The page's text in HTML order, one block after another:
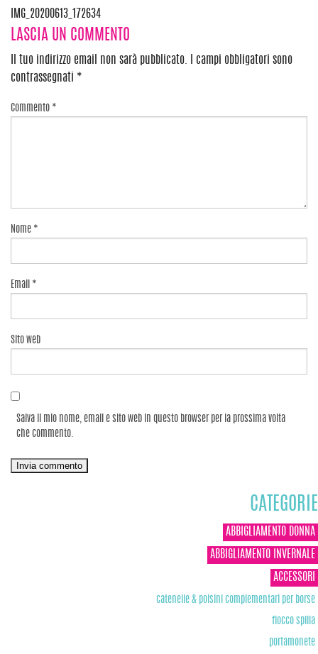
Navigazione
articoli
IMG_20200613_172634
LASCIA UN COMMENTO
Il tuo indirizzo email non sarà pubblicato.
I campi obbligatori sono
contrassegnati *
Commento *
Nome *
Email *
Sito web
Salva il mio nome, email e sito web in questo browser per la prossima volta
che commento.
CATEGORIE
ABBIGLIAMENTO DONNA
ABBIGLIAMENTO INVERNALE
ACCESSORI
catenelle & polsini complementari per borse
fiocco spilla
portamonete